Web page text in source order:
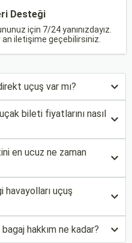
Desteği
için 7/24 yanınızdayız.
iletişime geçebilirsiniz.
uçuş var mı?
bileti fiyatlarını nasıl
en ucuz ne zaman
havayolları uçuş
hakkım ne kadar?